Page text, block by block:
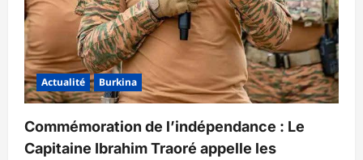
Actualité Burkina
Commémoration de l’indépendance : Le
Capitaine Ibrahim Traoré appelle les